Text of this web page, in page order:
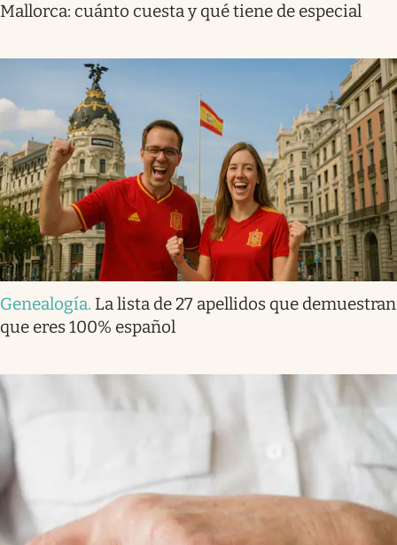
Mallorca: cuánto cuesta y qué tiene de especial
Genealogía. La lista de 27 apellidos que demuestran
que eres 100% español